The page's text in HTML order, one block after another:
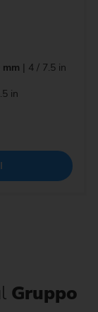
mm | 4 / 7.5 in
in
Gruppo